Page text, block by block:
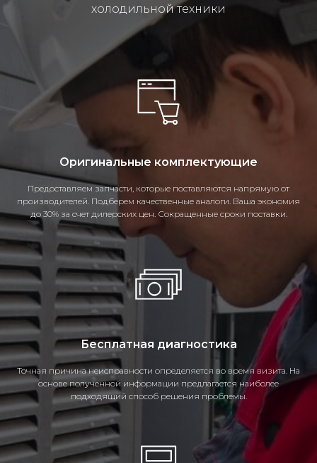
холодильной техники
Оригинальные комплектующие
Предоставляем запчасти, которые поставляются напрямую от
производителей. Подберем качественные аналоги. Ваша экономия
до 30% за счет дилерских цен. Сокращенные сроки поставки.
Бесплатная диагностика
Точная причина неисправности определяется во время визита. На
основе полученной информации предлагается наиболее
подходящий способ решения проблемы.